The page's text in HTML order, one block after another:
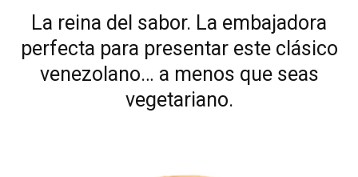
La reina del sabor. La embajadora
perfecta para presentar este clásico
venezolano… a menos que seas
vegetariano.